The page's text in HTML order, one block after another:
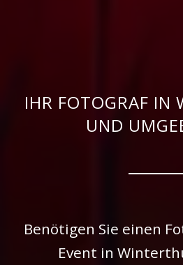
IHR FOTOGRAF IN
UND
Benötigen Sie einen
Event in